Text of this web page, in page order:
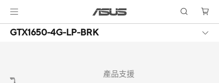
GTX1650-4G-LP-BRK
產品支援